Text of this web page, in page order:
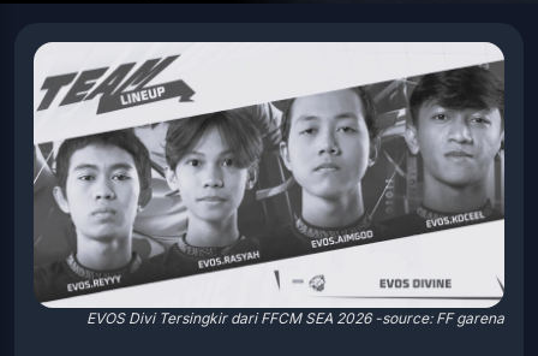
EVOS Divi Tersingkir dari FFCM SEA 2026 -source: FF garena